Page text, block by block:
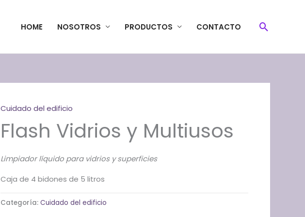
HOME NOSOTROS PRODUCTOS CONTACTO Buscar
Cuidado del edificio
Flash Vidrios y Multiusos
Limpiador líquido para vidrios y superficies
Caja de 4 bidones de 5 litros
Categoría:Cuidado del edificio